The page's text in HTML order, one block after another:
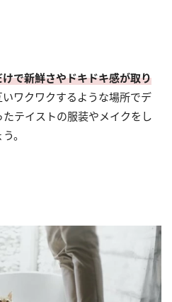
で新鮮さやドキドキ感が取り
いワクワクするような場所でデ
テイストの服装やメイクをし
。